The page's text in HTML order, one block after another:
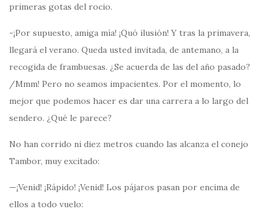
primeras gotas del rocio.
-¡Por supuesto, amiga mía! ¡Quó ilusión! Y tras la primavera,
llegará el verano. Queda usted invitada, de antemano, a la
recogida de frambuesas. ¿Se acuerda de las del año pasado?
/Mmm! Pero no seamos impacientes. Por el momento, lo
mejor que podemos hacer es dar una carrera a lo largo del
sendero. ¿Qué le parece?
No han corrido ni diez metros cuando las alcanza el conejo
Tambor, muy excitado:
—¡Venid! ¡Rápido! ¡Venid! Los pájaros pasan por encima de
ellos a todo vuelo: